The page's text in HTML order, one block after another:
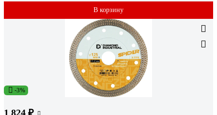
В корзину
-3%
1 824 ₽